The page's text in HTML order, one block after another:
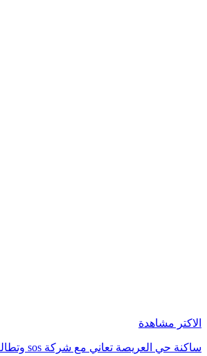
الاكتر مشاهدة
ساكنة حي العريصة تعاني مع شركة sos وتطالب ببيئة نظيف…